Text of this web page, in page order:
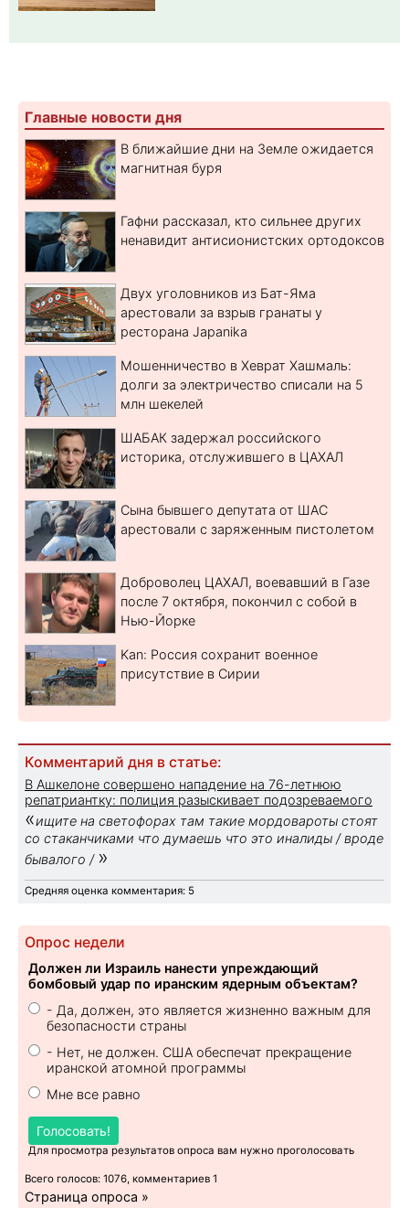
Главные новости дня
В ближайшие дни на Земле ожидается
магнитная буря
Гафни рассказал, кто сильнее других
ненавидит антисионистских ортодоксов
Двух уголовников из Бат-Яма
арестовали за взрыв гранаты у
ресторана Japanika
Мошенничество в Хеврат Хашмаль:
долги за электричество списали на 5
млн шекелей
ШАБАК задержал российского
историка, отслужившего в ЦАХАЛ
Сына бывшего депутата от ШАС
арестовали с заряженным пистолетом
Доброволец ЦАХАЛ, воевавший в Газе
после 7 октября, покончил с собой в
Нью-Йорке
Kan: Россия сохранит военное
присутствие в Сирии
Комментарий дня в статье:
В Ашкелоне совершено нападение на 76-летнюю
репатриантку: полиция разыскивает подозреваемого
«ищите на светофорах там такие мордовароты стоят
со стаканчиками что думаешь что это иналиды / вроде
бывалого / »
Средняя оценка комментария: 5
Опрос недели
Должен ли Израиль нанести упреждающий
бомбовый удар по иранским ядерным объектам?
- Да, должен, это является жизненно важным для
безопасности страны
- Нет, не должен. США обеспечат прекращение
иранской атомной программы
Мне все равно
Голосовать!
Для просмотра результатов опроса вам нужно проголосовать
Всего голосов: 1076, комментариев 1
Страница опроса »